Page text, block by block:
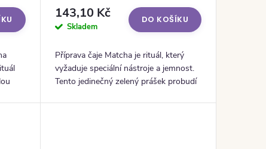
143,10 Kč
Skladem
DO KOŠÍKU
Příprava čaje Matcha je rituál, který
vyžaduje speciální nástroje a jemnost.
Tento jedinečný zelený prášek probudí